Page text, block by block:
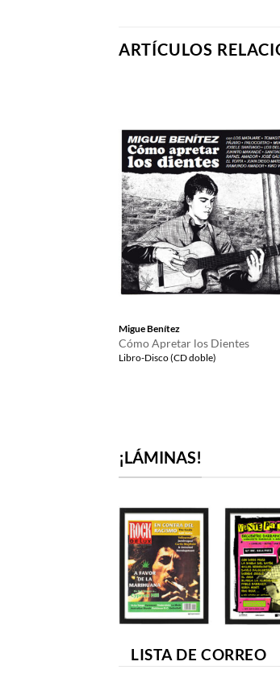
ARTÍCULOS
Migue Benítez
Cómo Apretar los Dientes
Libro-Disco (CD doble)
¡LÁMINAS!
LISTA DE CORREO